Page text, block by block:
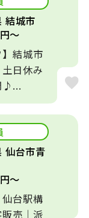
圏内
活躍
支給
結城市
～
】結城市
土日休み
♪...
仙台市青
～
仙台駅構
売｜派